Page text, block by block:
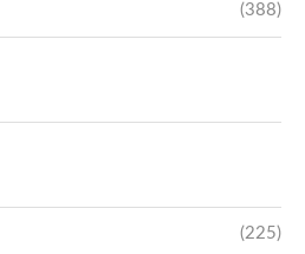
(388)
(225)